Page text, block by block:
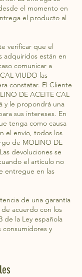
el momento en
el producto al
verificar que el
están en
comunicar a
VIUDO las
constatar. El Cliente
DE ACEITE CAL
y le propondrá una
sus intereses. En
tenga como causa
el envío, todos los
de MOLINO DE
devoluciones se
el artículo no
entregue en las
de una garantía
acuerdo con los
de la Ley española
consumidores y